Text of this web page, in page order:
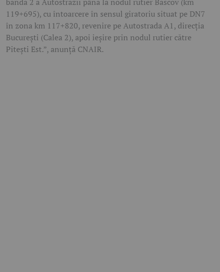
119+695), cu întoarcere în sensul giratoriu situat pe DN7
în zona km 117+820, revenire pe Autostrada A1, direcția
București (Calea 2), apoi ieșire prin nodul rutier către
Pitești Est.”, anunță CNAIR.